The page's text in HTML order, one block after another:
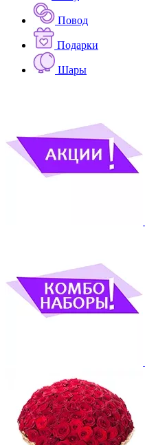
Повод
Подарки
Шары